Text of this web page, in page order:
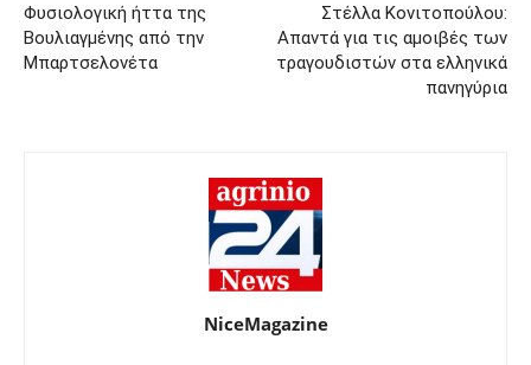
Φυσιολογική ήττα της
Βουλιαγμένης από την
Μπαρτσελονέτα
Στέλλα Κονιτοπούλου:
Απαντά για τις αμοιβές των
τραγουδιστών στα ελληνικά
πανηγύρια
NiceMagazine